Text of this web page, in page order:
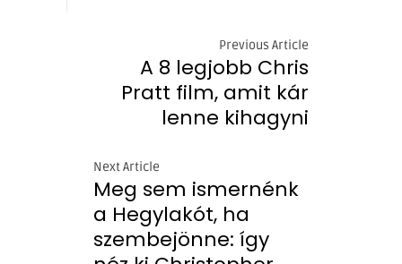
Previous Article
A 8 legjobb Chris
Pratt film, amit kár
lenne kihagyni
Next Article
Meg sem ismernénk
a Hegylakót, ha
szembejönne: így